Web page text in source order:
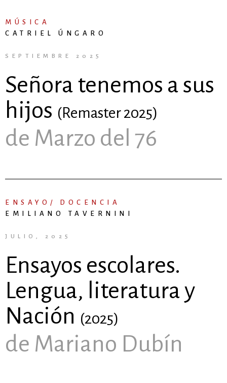
MÚSICA
CATRIEL ÚNGARO
SEPTIEMBRE 2025
Señora tenemos a sus
hijos (Remaster 2025)
de Marzo del 76
ENSAYO/ DOCENCIA
EMILIANO TAVERNINI
JULIO, 2025
Ensayos escolares.
Lengua, literatura y
Nación (2025)
de Mariano Dubín